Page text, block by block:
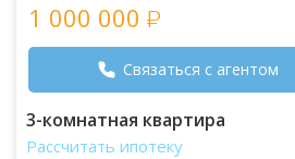
1 000 000
Связаться с агентом
3-комнатная квартира
Рассчитать ипотеку